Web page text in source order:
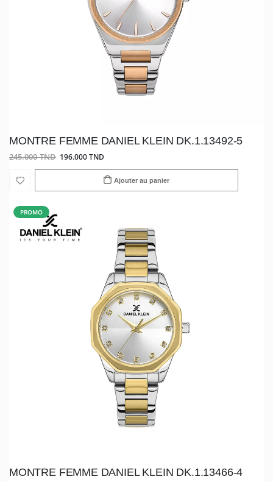
MONTRE FEMME DANIEL KLEIN DK.1.13492-5
245.000 TND 196.000 TND
Ajouter au panier
PROMO
MONTRE FEMME DANIEL KLEIN DK.1.13466-4